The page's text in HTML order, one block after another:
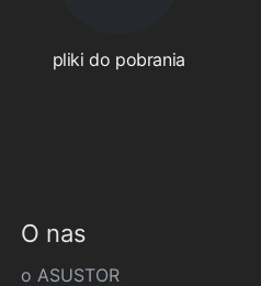
pliki do pobrania
O nas
o ASUSTOR